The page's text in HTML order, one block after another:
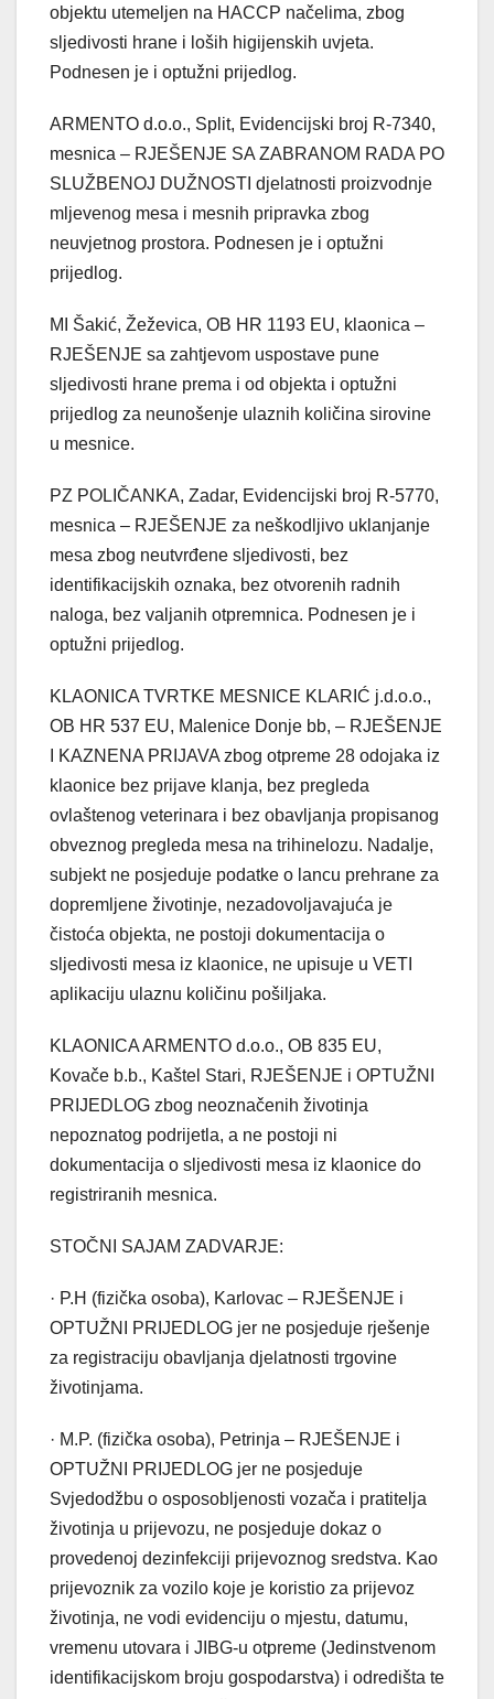
objektu utemeljen na HACCP načelima, zbog
sljedivosti hrane i loših higijenskih uvjeta.
Podnesen je i optužni prijedlog.
ARMENTO d.o.o., Split, Evidencijski broj R-7340,
mesnica – RJEŠENJE SA ZABRANOM RADA PO
SLUŽBENOJ DUŽNOSTI djelatnosti proizvodnje
mljevenog mesa i mesnih pripravka zbog
neuvjetnog prostora. Podnesen je i optužni
prijedlog.
MI Šakić, Žeževica, OB HR 1193 EU, klaonica –
RJEŠENJE sa zahtjevom uspostave pune
sljedivosti hrane prema i od objekta i optužni
prijedlog za neunošenje ulaznih količina sirovine
u mesnice.
PZ POLIČANKA, Zadar, Evidencijski broj R-5770,
mesnica – RJEŠENJE za neškodljivo uklanjanje
mesa zbog neutvrđene sljedivosti, bez
identifikacijskih oznaka, bez otvorenih radnih
naloga, bez valjanih otpremnica. Podnesen je i
optužni prijedlog.
KLAONICA TVRTKE MESNICE KLARIĆ j.d.o.o.,
OB HR 537 EU, Malenice Donje bb, – RJEŠENJE
I KAZNENA PRIJAVA zbog otpreme 28 odojaka iz
klaonice bez prijave klanja, bez pregleda
ovlaštenog veterinara i bez obavljanja propisanog
obveznog pregleda mesa na trihinelozu. Nadalje,
subjekt ne posjeduje podatke o lancu prehrane za
dopremljene životinje, nezadovoljavajuća je
čistoća objekta, ne postoji dokumentacija o
sljedivosti mesa iz klaonice, ne upisuje u VETI
aplikaciju ulaznu količinu pošiljaka.
KLAONICA ARMENTO d.o.o., OB 835 EU,
Kovače b.b., Kaštel Stari, RJEŠENJE i OPTUŽNI
PRIJEDLOG zbog neoznačenih životinja
nepoznatog podrijetla, a ne postoji ni
dokumentacija o sljedivosti mesa iz klaonice do
registriranih mesnica.
STOČNI SAJAM ZADVARJE:
· P.H (fizička osoba), Karlovac – RJEŠENJE i
OPTUŽNI PRIJEDLOG jer ne posjeduje rješenje
za registraciju obavljanja djelatnosti trgovine
životinjama.
· M.P. (fizička osoba), Petrinja – RJEŠENJE i
OPTUŽNI PRIJEDLOG jer ne posjeduje
Svjedodžbu o osposobljenosti vozača i pratitelja
životinja u prijevozu, ne posjeduje dokaz o
provedenoj dezinfekciji prijevoznog sredstva. Kao
prijevoznik za vozilo koje je koristio za prijevoz
životinja, ne vodi evidenciju o mjestu, datumu,
vremenu utovara i JIBG-u otpreme (Jedinstvenom
identifikacijskom broju gospodarstva) i odredišta te